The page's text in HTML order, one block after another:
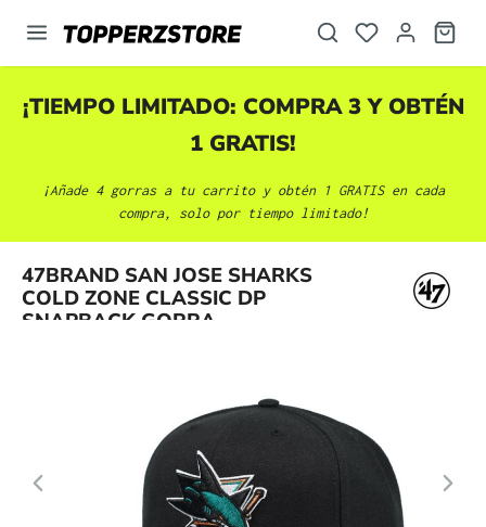
principal
¡TIEMPO LIMITADO: COMPRA 3 Y OBTÉN
1 GRATIS!
¡Añade 4 gorras a tu carrito y obtén 1 GRATIS en cada
compra, solo por tiempo limitado!
47BRAND SAN JOSE SHARKS
COLD ZONE CLASSIC DP
SNAPBACK GORRA
Omitir galería de imágenes